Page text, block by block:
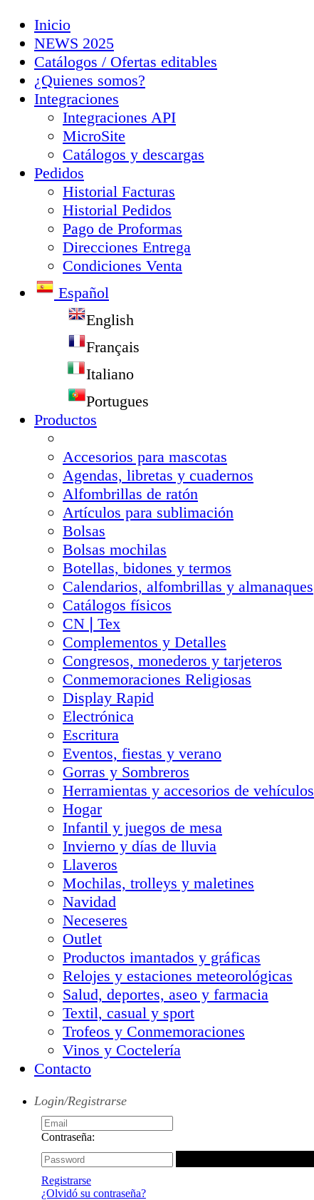
Inicio
NEWS 2025
Catálogos / Ofertas editables
¿Quienes somos?
Integraciones
Integraciones API
MicroSite
Catálogos y descargas
Pedidos
Historial Facturas
Historial Pedidos
Pago de Proformas
Direcciones Entrega
Condiciones Venta
Español
English
Français
Italiano
Portugues
Productos
Accesorios para mascotas
Agendas, libretas y cuadernos
Alfombrillas de ratón
Artículos para sublimación
Bolsas
Bolsas mochilas
Botellas, bidones y termos
Calendarios, alfombrillas y almanaques
Catálogos físicos
CN❘Tex
Complementos y Detalles
Congresos, monederos y tarjeteros
Conmemoraciones Religiosas
Display Rapid
Electrónica
Escritura
Eventos, fiestas y verano
Gorras y Sombreros
Herramientas y accesorios de vehículos
Hogar
Infantil y juegos de mesa
Invierno y días de lluvia
Llaveros
Mochilas, trolleys y maletines
Navidad
Neceseres
Outlet
Productos imantados y gráficas
Relojes y estaciones meteorológicas
Salud, deportes, aseo y farmacia
Textil, casual y sport
Trofeos y Conmemoraciones
Vinos y Coctelería
Contacto
Login/Registrarse
Contraseña:
Registrarse
¿Olvidó su contraseña?